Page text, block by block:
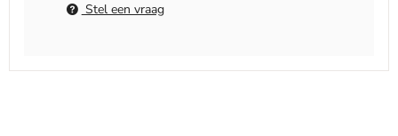
Stel een vraag